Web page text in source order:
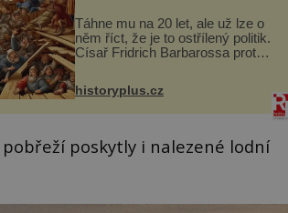
Táhne mu na 20 let, ale už lze o
něm říct, že je to ostřílený politik.
Císař Fridrich Barbarossa proto
stal prostředníkem při řešení
sporu m...
historyplus.cz
poskytly i nalezené lodní